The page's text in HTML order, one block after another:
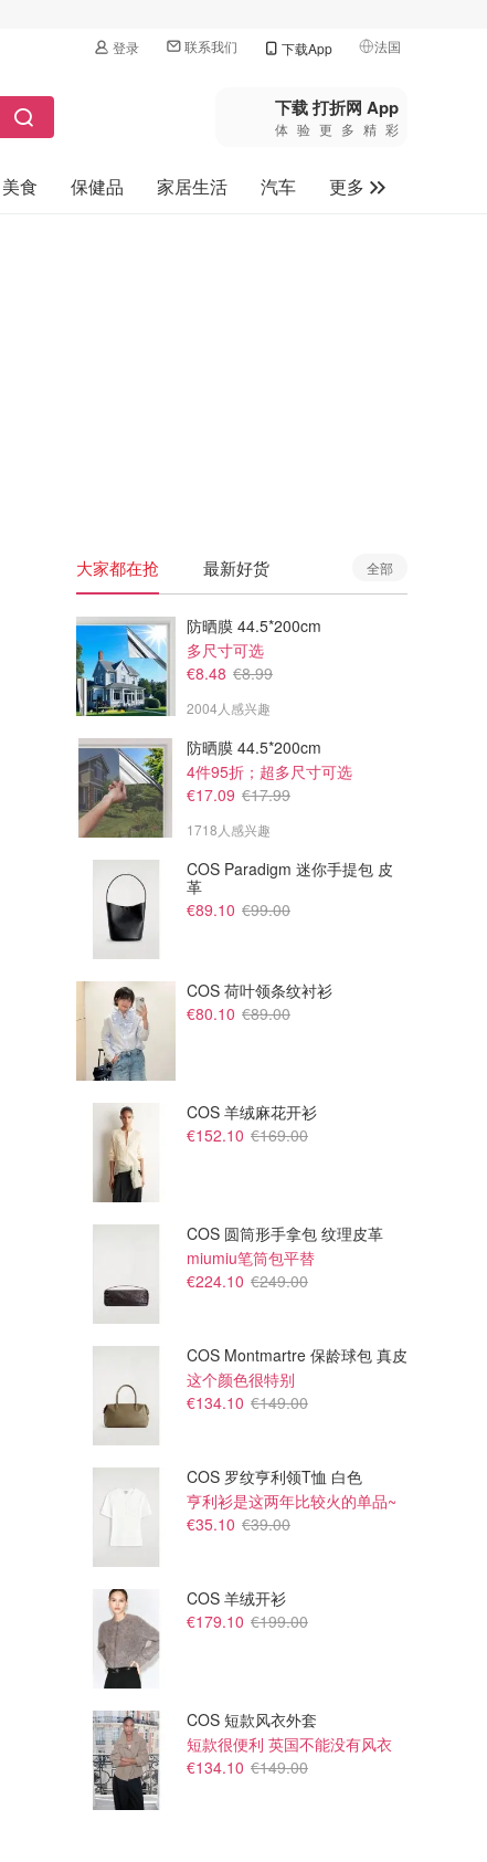
登录 联系我们 下载App 法国
🇺🇸美国
🇨🇳中国
🇨🇦加拿大
下载 打折网 App
体验更多精彩
美食 保健品 家居生活 汽车
更多
双层珍珠Choker
€23.37
紫水晶心形珍珠手链
大家都在抢 最新好货 全部
防晒膜 44.5*200cm
多尺寸可选
€8.48 €8.99
2004人感兴趣
防晒膜 44.5*200cm
4件95折；超多尺寸可选
€17.09 €17.99
1718人感兴趣
COS Paradigm 迷你手提包 皮
革
€89.10 €99.00
COS 荷叶领条纹衬衫
€80.10 €89.00
COS 羊绒麻花开衫
€152.10 €169.00
COS 圆筒形手拿包 纹理皮革
miumiu笔筒包平替
€224.10 €249.00
COS Montmartre 保龄球包 真皮
这个颜色很特别
€134.10 €149.00
COS 罗纹亨利领T恤 白色
亨利衫是这两年比较火的单品~
€35.10 €39.00
COS 羊绒开衫
€179.10 €199.00
COS 短款风衣外套
短款很便利 英国不能没有风衣
€134.10 €149.00